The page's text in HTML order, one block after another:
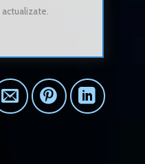
actualizate.